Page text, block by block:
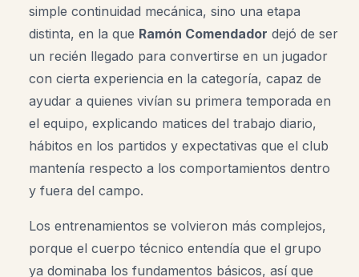
simple continuidad mecánica, sino una etapa
distinta, en la que Ramón Comendador dejó de ser
un recién llegado para convertirse en un jugador
con cierta experiencia en la categoría, capaz de
ayudar a quienes vivían su primera temporada en
el equipo, explicando matices del trabajo diario,
hábitos en los partidos y expectativas que el club
mantenía respecto a los comportamientos dentro
y fuera del campo.
Los entrenamientos se volvieron más complejos,
porque el cuerpo técnico entendía que el grupo
ya dominaba los fundamentos básicos, así que